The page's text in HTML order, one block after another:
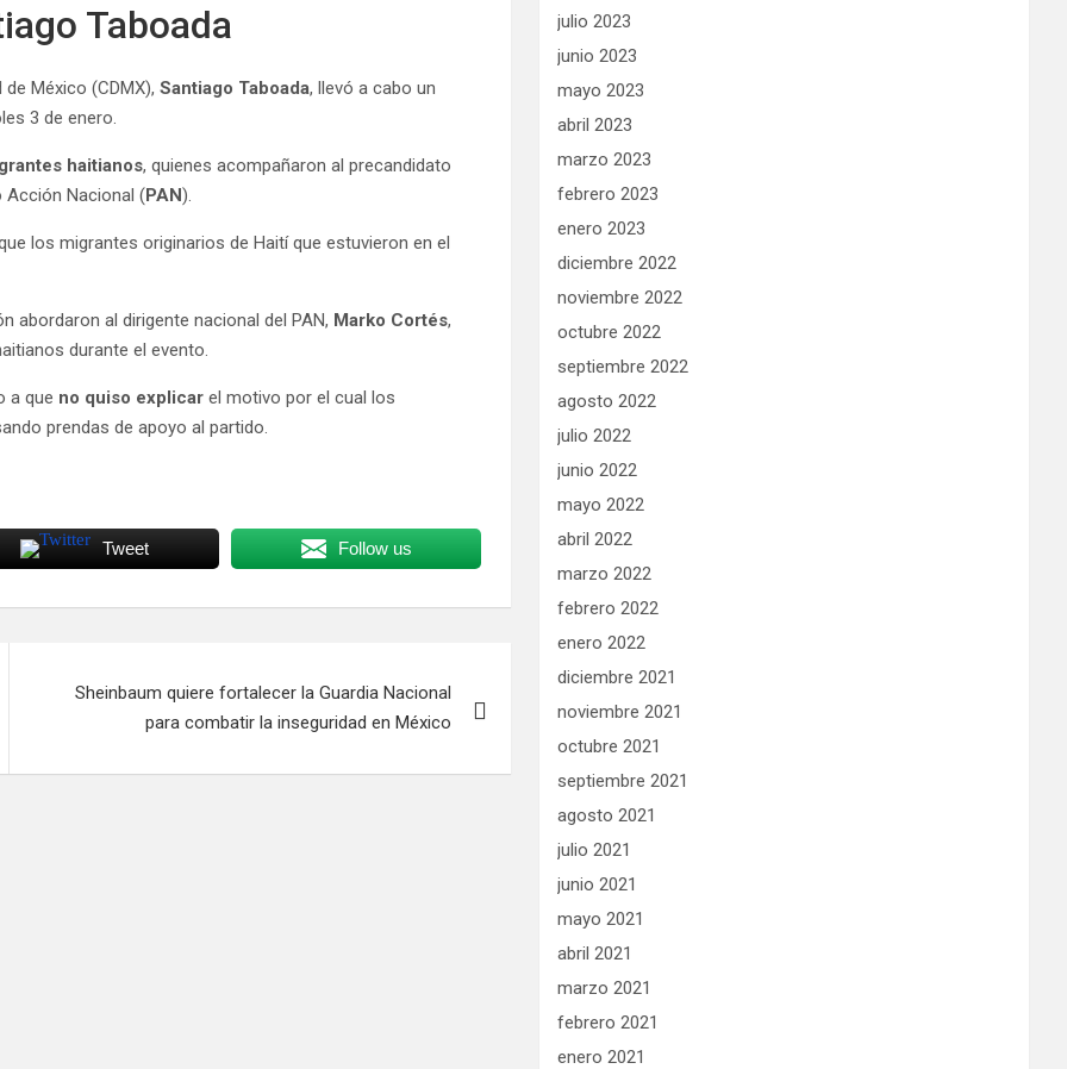
Taboada
México (CDMX), Santiago Taboada, llevó a cabo un
3 de enero.
haitianos, quienes acompañaron al precandidato
Acción Nacional (PAN).
los migrantes originarios de Haití que estuvieron en el
abordaron al dirigente nacional del PAN, Marko Cortés,
durante el evento.
a que no quiso explicar el motivo por el cual los
prendas de apoyo al partido.
Tweet Follow us
Sheinbaum quiere fortalecer la Guardia Nacional
para combatir la inseguridad en México
julio 2023
junio 2023
mayo 2023
abril 2023
marzo 2023
febrero 2023
enero 2023
diciembre 2022
noviembre 2022
octubre 2022
septiembre 2022
agosto 2022
julio 2022
junio 2022
mayo 2022
abril 2022
marzo 2022
febrero 2022
enero 2022
diciembre 2021
noviembre 2021
octubre 2021
septiembre 2021
agosto 2021
julio 2021
junio 2021
mayo 2021
abril 2021
marzo 2021
febrero 2021
enero 2021